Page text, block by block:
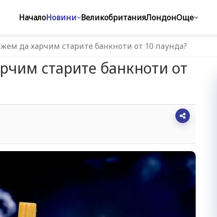
НачалоНовини ВеликобританияЛондонОще
да харчим старите банкноти от 10 паунда?
старите банкноти от